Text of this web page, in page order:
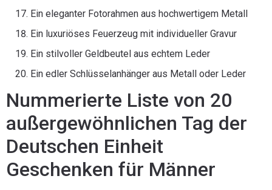
Ein eleganter Fotorahmen aus hochwertigem Metall
Ein luxuriöses Feuerzeug mit individueller Gravur
Ein stilvoller Geldbeutel aus echtem Leder
Ein edler Schlüsselanhänger aus Metall oder Leder
Nummerierte Liste von 20
außergewöhnlichen Tag der
Deutschen Einheit
Geschenken für Männer